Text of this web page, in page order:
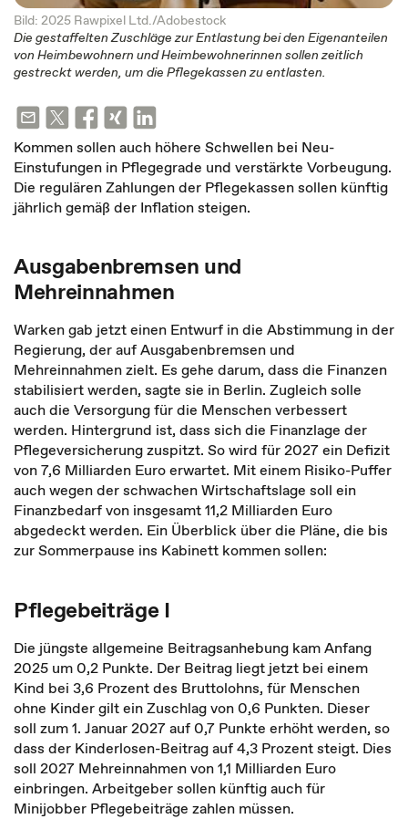
Bild: 2025 Rawpixel Ltd./Adobestock
Die gestaffelten Zuschläge zur Entlastung bei den Eigenanteilen
von Heimbewohnern und Heimbewohnerinnen sollen zeitlich
gestreckt werden, um die Pflegekassen zu entlasten.
Kommen sollen auch höhere Schwellen bei Neu-
Einstufungen in Pflegegrade und verstärkte Vorbeugung.
Die regulären Zahlungen der Pflegekassen sollen künftig
jährlich gemäß der Inflation steigen.
Ausgabenbremsen und
Mehreinnahmen
Warken gab jetzt einen Entwurf in die Abstimmung in der
Regierung, der auf Ausgabenbremsen und
Mehreinnahmen zielt. Es gehe darum, dass die Finanzen
stabilisiert werden, sagte sie in Berlin. Zugleich solle
auch die Versorgung für die Menschen verbessert
werden. Hintergrund ist, dass sich die Finanzlage der
Pflegeversicherung zuspitzt. So wird für 2027 ein Defizit
von 7,6 Milliarden Euro erwartet. Mit einem Risiko-Puffer
auch wegen der schwachen Wirtschaftslage soll ein
Finanzbedarf von insgesamt 11,2 Milliarden Euro
abgedeckt werden. Ein Überblick über die Pläne, die bis
zur Sommerpause ins Kabinett kommen sollen:
Pflegebeiträge I
Die jüngste allgemeine Beitragsanhebung kam Anfang
2025 um 0,2 Punkte. Der Beitrag liegt jetzt bei einem
Kind bei 3,6 Prozent des Bruttolohns, für Menschen
ohne Kinder gilt ein Zuschlag von 0,6 Punkten. Dieser
soll zum 1. Januar 2027 auf 0,7 Punkte erhöht werden, so
dass der Kinderlosen-Beitrag auf 4,3 Prozent steigt. Dies
soll 2027 Mehreinnahmen von 1,1 Milliarden Euro
einbringen. Arbeitgeber sollen künftig auch für
Minijobber Pflegebeiträge zahlen müssen.